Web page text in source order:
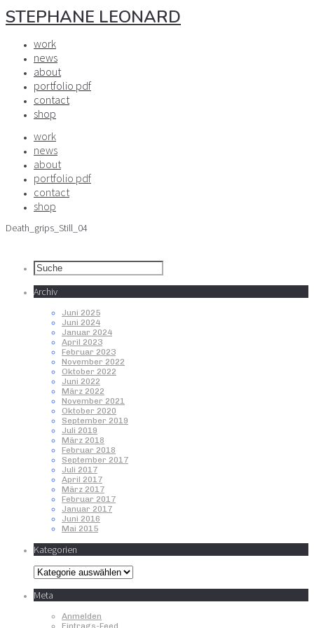
STEPHANE LEONARD
work
news
about
portfolio pdf
contact
shop
work
news
about
portfolio pdf
contact
shop
Death_grips_Still_04
Archiv
Juni 2025
Juni 2024
Januar 2024
April 2023
Februar 2023
November 2022
Oktober 2022
Juni 2022
März 2022
November 2021
Oktober 2020
September 2019
Juli 2019
März 2018
Februar 2018
September 2017
Juli 2017
April 2017
März 2017
Februar 2017
Januar 2017
Juni 2016
Mai 2015
Kategorien
Kategorien
Meta
Anmelden
Eintrags-Feed